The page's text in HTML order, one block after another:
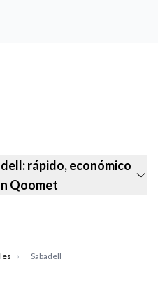
rápido, económico
Qoomet
› Sabadell